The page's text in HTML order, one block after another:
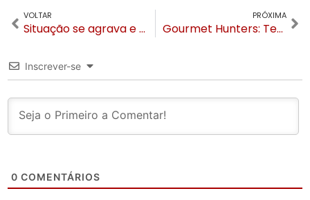
VOLTAR
Situação se agrava e Gramado está perto do lockdown
PRÓXIMA
Gourmet Hunters: Tendência, #FoodPorn.
Inscrever-se
0 COMENTÁRIOS